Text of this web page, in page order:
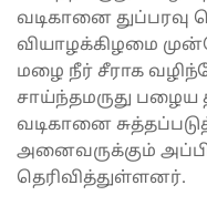
வடிகானை துப்பரவு
வியாழக்கிழமை
மழை நீர் சீராக
சாய்ந்தமருது
வடிகானை
அனைவருக்கும்
தெரிவித்துள்ளனர்.